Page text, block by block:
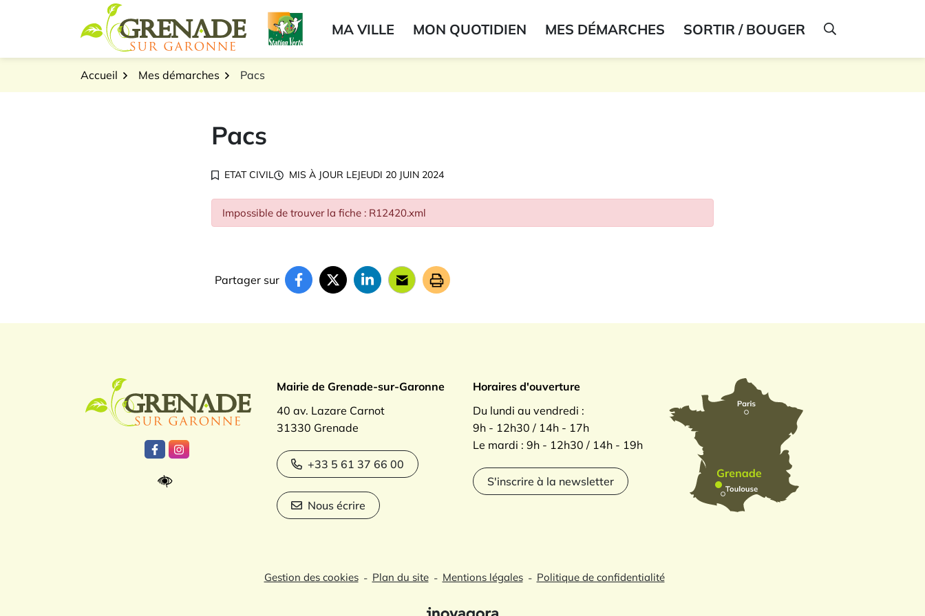
Logo Grenade sur GaronneMA VILLE MON QUOTIDIEN MES DÉMARCHES SORTIR / BOUGER AFFICHER LA
Accueil Mes démarches Pacs
Pacs
ETAT CIVIL MIS À JOUR LEJEUDI 20 JUIN 2024
Impossible de trouver la fiche : R12420.xml
Partager sur
Logo Grenade sur Garonne
Lien vers le compte Facebook
Lien vers le compte Instagram
Mairie de Grenade-sur-Garonne
40 av. Lazare Carnot
31330 Grenade
+33 5 61 37 66 00
Nous écrire
Horaires d'ouverture
Du lundi au vendredi :
9h - 12h30 / 14h - 17h
Le mardi : 9h - 12h30 / 14h - 19h
S'inscrire à la newsletter
Gestion des cookies Plan du site Mentions légales Politique de confidentialité